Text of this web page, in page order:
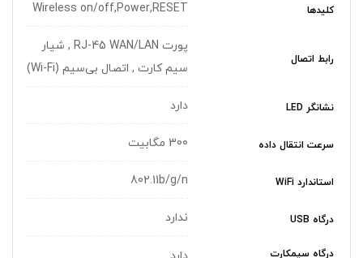
کلیدها Wireless on/off,Power,RESET
رابط اتصال
پورت RJ-45 WAN/LAN , شیار
سیم کارت , اتصال بی‌سیم (Wi-Fi)
نشانگر LED دارد
سرعت انتقال داده‌ 300 مگابیت
استاندارد WiFi 802.11b/g/n
درگاه USB ندارد
درگاه سیمکارت